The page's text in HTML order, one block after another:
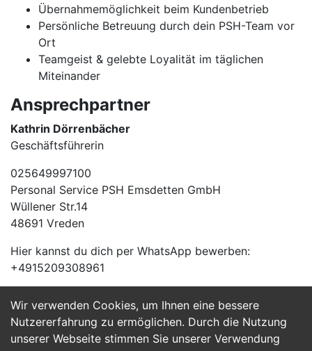
Wir verwenden Cookies, um Ihnen eine bessere
Nutzererfahrung zu ermöglichen. Durch die Nutzung
unserer Webseite stimmen Sie unserer Verwendung
Übernahmemöglichkeit beim Kundenbetrieb
Persönliche Betreuung durch dein PSH-Team vor
Ort
Teamgeist & gelebte Loyalität im täglichen
Miteinander
Ansprechpartner
Kathrin Dörrenbächer
Geschäftsführerin
025649997100
Personal Service PSH Emsdetten GmbH
Wüllener Str.14
48691 Vreden
Hier kannst du dich per WhatsApp bewerben:
+4915209308961
Jetzt Bewerben